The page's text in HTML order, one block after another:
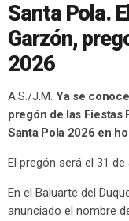
Santa Pola.
Garzón,
2026
A.S./J.M. Ya se
pregón de las Fiestas
Santa Pola 2026 en
El pregón será el 31
En el Baluarte del
anunciado el nombre